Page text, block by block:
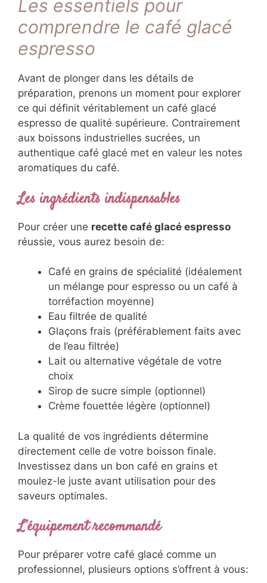
Les essentiels pour
comprendre le café glacé
espresso
Avant de plonger dans les détails de
préparation, prenons un moment pour explorer
ce qui définit véritablement un café glacé
espresso de qualité supérieure. Contrairement
aux boissons industrielles sucrées, un
authentique café glacé met en valeur les notes
aromatiques du café.
Les ingrédients indispensables
Pour créer une recette café glacé espresso
réussie, vous aurez besoin de:
Café en grains de spécialité (idéalement
un mélange pour espresso ou un café à
torréfaction moyenne)
Eau filtrée de qualité
Glaçons frais (préférablement faits avec
de l’eau filtrée)
Lait ou alternative végétale de votre
choix
Sirop de sucre simple (optionnel)
Crème fouettée légère (optionnel)
La qualité de vos ingrédients détermine
directement celle de votre boisson finale.
Investissez dans un bon café en grains et
moulez-le juste avant utilisation pour des
saveurs optimales.
L’équipement recommandé
Pour préparer votre café glacé comme un
professionnel, plusieurs options s’offrent à vous: